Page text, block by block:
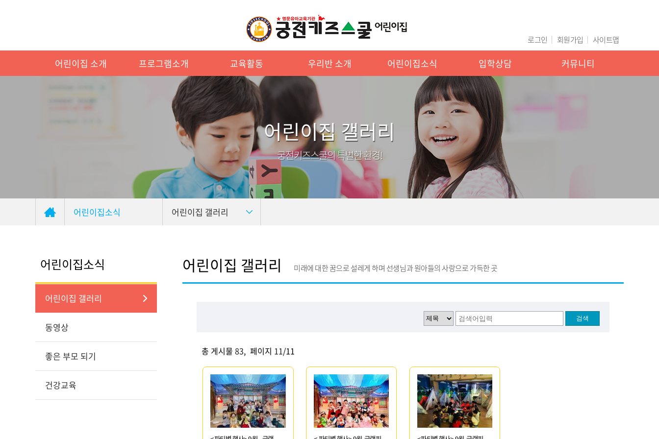
로그인 회원가입 사이트맵
어린이집 소개 프로그램소개 교육활동 우리반 소개 어린이집소식 입학상담 커뮤니티
어린이집 갤러리
궁전키즈스쿨의 특별한 환경!
어린이집소식 어린이집 갤러리
어린이집소식
어린이집 갤러리
동영상
좋은 부모 되기
건강교육
어린이집 갤러리 미래에 대한 꿈으로 설레게 하며 선생님과 원아들의 사랑으로 가득한 곳
총 게시물 83, 페이지 11/11